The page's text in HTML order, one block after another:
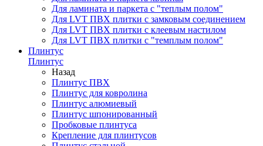
Для ламината и паркета с "теплым полом"
Для LVT ПВХ плитки с замковым соединением
Для LVT ПВХ плитки с клеевым настилом
Для LVT ПВХ плитки с "темплым полом"
Плинтус
Плинтус
Назад
Плинтус ПВХ
Плинтус для ковролина
Плинтус алюмиевый
Плинтус шпонированный
Пробковые плинтуса
Крепление для плинтусов